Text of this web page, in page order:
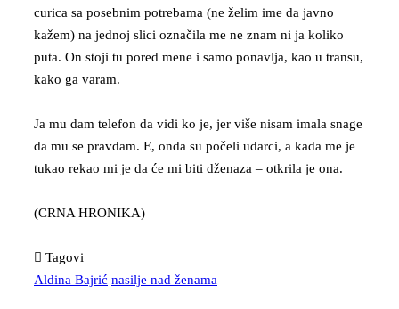
curica sa posebnim potrebama (ne želim ime da javno
kažem) na jednoj slici označila me ne znam ni ja koliko
puta. On stoji tu pored mene i samo ponavlja, kao u transu,
kako ga varam.
Ja mu dam telefon da vidi ko je, jer više nisam imala snage
da mu se pravdam. E, onda su počeli udarci, a kada me je
tukao rekao mi je da će mi biti dženaza – otkrila je ona.
(CRNA HRONIKA)
Tagovi
Aldina Bajrić nasilje nad ženama